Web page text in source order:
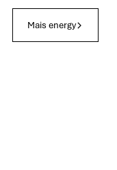
Mais energy